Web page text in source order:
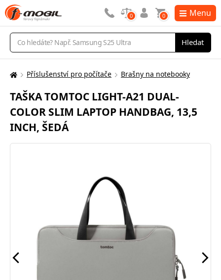
Vyhledávání
Hledat
0 0 Menu
Zde
nacházíte:
Příslušenství pro počítače Brašny na notebooky
TAŠKA TOMTOC LIGHT-A21 DUAL-
COLOR SLIM LAPTOP HANDBAG, 13,5
INCH, ŠEDÁ